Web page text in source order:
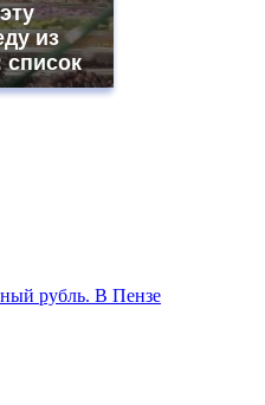
из
список
рубль. В Пензе